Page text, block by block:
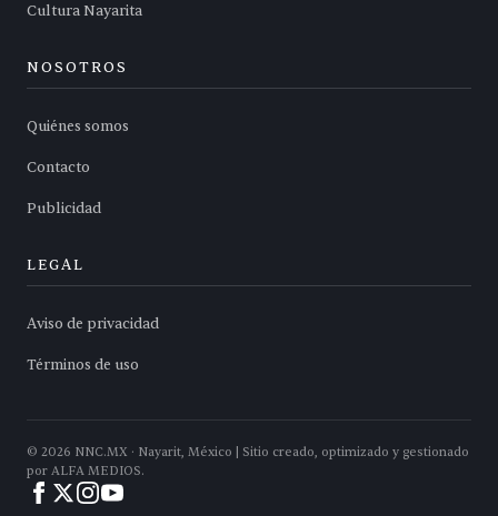
Cultura Nayarita
NOSOTROS
Quiénes somos
Contacto
Publicidad
LEGAL
Aviso de privacidad
Términos de uso
© 2026 NNC.MX · Nayarit, México | Sitio creado, optimizado y gestionado
por ALFA MEDIOS.